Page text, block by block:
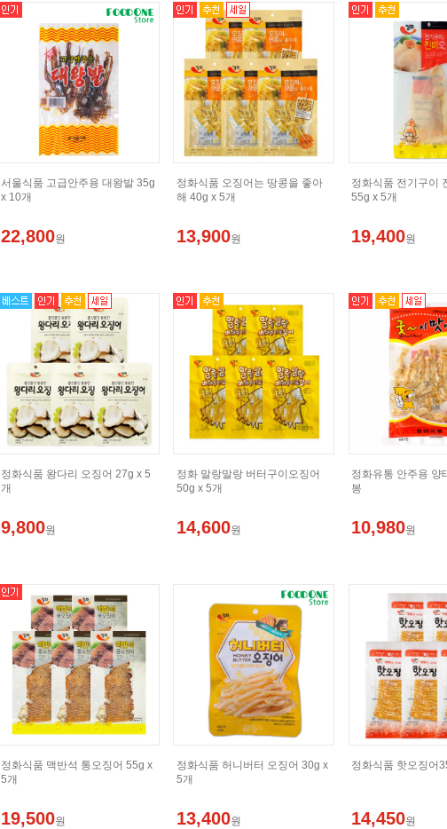
서울식품 고급안주용 대왕발 35g
x 10개
22,800원
정화식품 오징어는 땅콩을 좋아
해 40g x 5개
13,900원
정화식품 전기구이
55g x 5개
19,400원
정화식품 왕다리 오징어 27g x 5
개
9,800원
정화 말랑말랑 버터구이오징어
50g x 5개
14,600원
정화유통 안주용 양
봉
10,980원
정화식품 맥반석 통오징어 55g x
5개
19,500원
정화식품 허니버터 오징어 30g x
5개
13,400원
정화식품 핫오징어
14,450원